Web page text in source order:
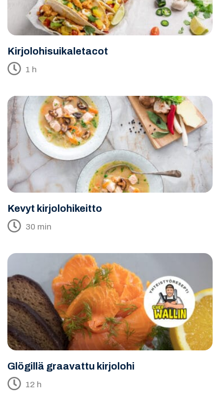
Kirjolohisuikaletacot
1 h
Kevyt kirjolohikeitto
30 min
Glögillä graavattu kirjolohi
12 h